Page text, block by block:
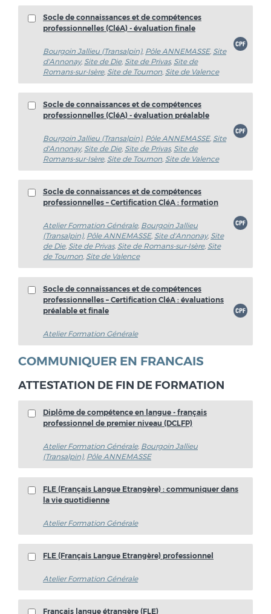
Socle de connaissances et de compétences
professionnelles (CléA) - évaluation finale
Bourgoin Jallieu (Transalpin), Pôle ANNEMASSE, Site
d'Annonay, Site de Die, Site de Privas, Site de
Romans-sur-Isère, Site de Tournon Site de Valence
Socle de connaissances et de compétences
professionnelles (CléA) - évaluation préalable
Bourgoin Jallieu (Transalpin), Pôle ANNEMASSE, Site
d'Annonay, Site de Die, Site de Privas, Site de
Romans-sur-Isère, Site de Tournon Site de Valence
Socle de connaissances et de compétences
professionnelles – Certification CléA : formation
Atelier Formation Générale, Bourgoin Jallieu
(Transalpin), Pôle ANNEMASSE, Site d'Annonay, Site
de Die, Site de Privas, Site de Romans-sur-Isère, Site
de Tournon Site de Valence
Socle de connaissances et de compétences
professionnelles – Certification CléA : évaluations
préalable et finale
Atelier Formation Générale
COMMUNIQUER EN FRANCAIS
ATTESTATION DE FIN DE FORMATION
Diplôme de compétence en langue - français
professionnel de premier niveau (DCLFP)
Atelier Formation Générale, Bourgoin Jallieu
(Transalpin), Pôle ANNEMASSE
FLE (Français Langue Etrangère) : communiquer dans
la vie quotidienne
Atelier Formation Générale
FLE (Français Langue Etrangère) professionnel
Atelier Formation Générale
Français langue étrangère (FLE)